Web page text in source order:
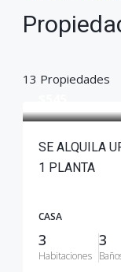
13 Propiedades
SE ALQUILA
1 PLANTA
CASA
3
Habitaciones
3